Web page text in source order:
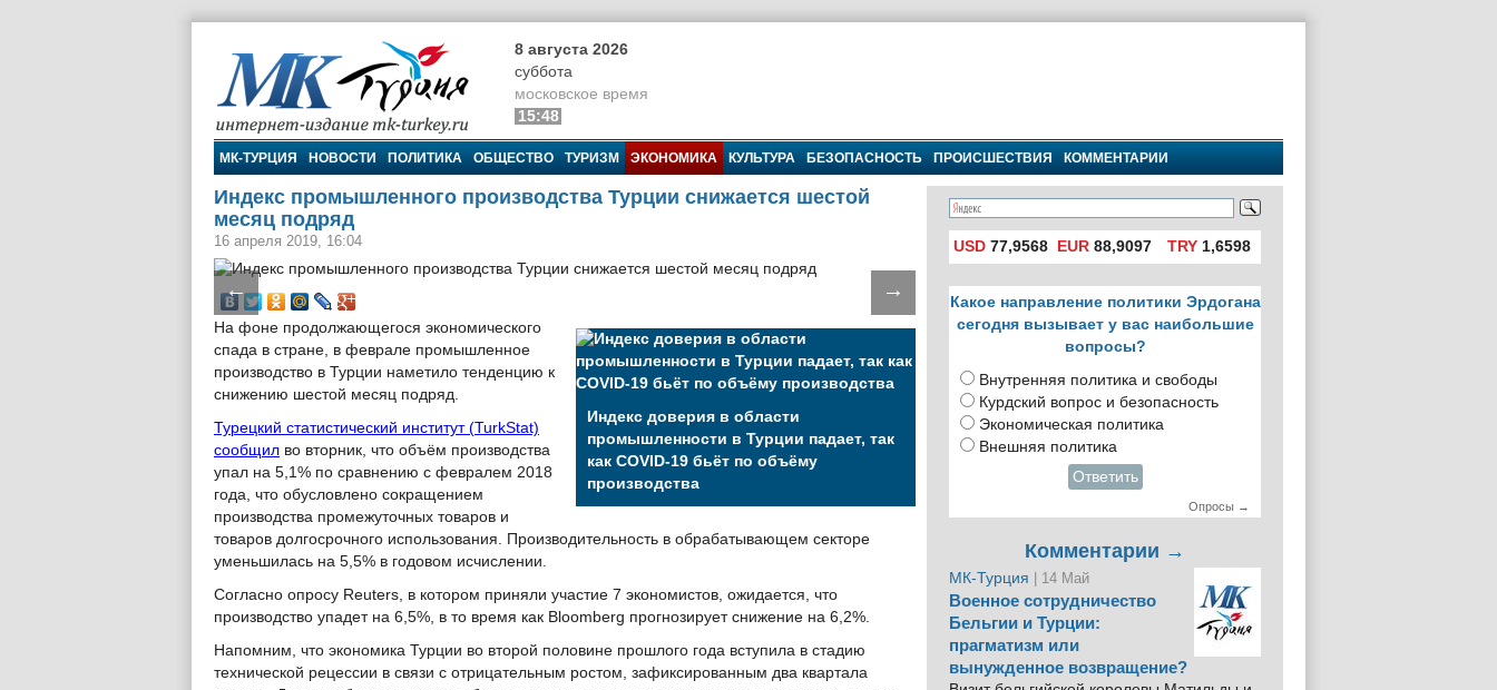
МК-Турция
8 августа 2026
суббота
московское время
15:48
МК-ТУРЦИЯ НОВОСТИ ПОЛИТИКА ОБЩЕСТВО ТУРИЗМ ЭКОНОМИКА КУЛЬТУРА БЕЗОПАСНОСТЬ ПРОИСШЕСТВИЯ КОММЕНТАРИИ
Индекс промышленного производства Турции снижается шестой
месяц подряд
16 апреля 2019, 16:04
← →
Индекс доверия в области
промышленности в Турции падает, так
как COVID-19 бьёт по объёму
производства
На фоне продолжающегося экономического
спада в стране, в феврале промышленное
производство в Турции наметило тенденцию к
снижению шестой месяц подряд.
Турецкий статистический институт (TurkStat)
сообщил во вторник, что объём производства
упал на 5,1% по сравнению с февралем 2018
года, что обусловлено сокращением
производства промежуточных товаров и
товаров долгосрочного использования. Производительность в обрабатывающем секторе
уменьшилась на 5,5% в годовом исчислении.
Согласно опросу Reuters, в котором приняли участие 7 экономистов, ожидается, что
производство упадет на 6,5%, в то время как Bloomberg прогнозирует снижение на 6,2%.
Напомним, что экономика Турции во второй половине прошлого года вступила в стадию
технической рецессии в связи с отрицательным ростом, зафиксированным два квартала
USD 77,9568 EUR 88,9097 TRY1,6598
Какое направление политики Эрдогана
сегодня вызывает у вас наибольшие
вопросы?
Внутренняя политика и свободы
Курдский вопрос и безопасность
Экономическая политика
Внешняя политика
Ответить
Опросы →
Комментарии →
МК-Турция | 14 Май
Военное сотрудничество
Бельгии и Турции:
прагматизм или
вынужденное возвращение?